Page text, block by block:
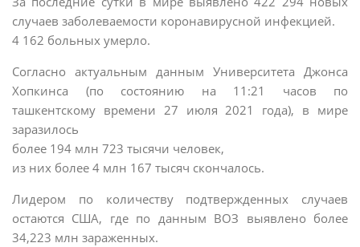
случаев заболеваемости коронавирусной инфекцией.
4 162 больных умерло.
Согласно актуальным данным Университета Джонса
Хопкинса (по состоянию на 11:21 часов по
ташкентскому времени 27 июля 2021 года), в мире
заразилось
более 194 млн 723 тысячи человек,
из них более 4 млн 167 тысяч скончалось.
Лидером по количеству подтвержденных случаев
остаются США, где по данным ВОЗ выявлено более
34,223 млн зараженных.